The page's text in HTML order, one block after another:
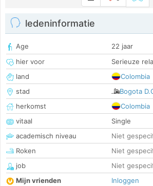
ledeninformatie
Age
22 jaar
hier voor
Serieuze
land
Colombia
stad
Bogota
herkomst
Colombia
vitaal
Single
academisch niveau
Niet
Roken
Niet
job
Niet
Mijn vrienden
Inloggen